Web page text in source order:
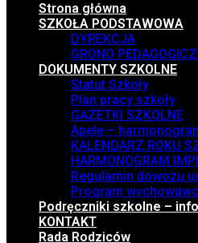
Strona główna
SZKOŁA PODSTAWOWA
DYREKCJA
GRONO
DOKUMENTY SZKOLNE
Statut Szkoły
Plan pracy szkoły
GAZETKI SZKOLNE
Apele –
KALENDARZ ROKU
HARMONOGRAM
Regulamin dowozu
Program
Podręczniki szkolne –
KONTAKT
Rada Rodziców